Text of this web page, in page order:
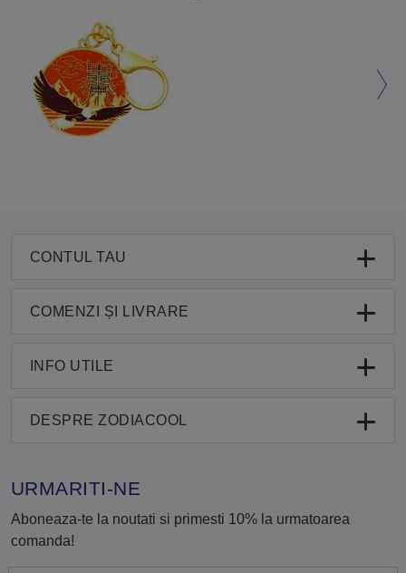
CONTUL TAU
COMENZI ȘI LIVRARE
INFO UTILE
DESPRE ZODIACOOL
URMARITI-NE
Aboneaza-te la noutati si primesti 10% la urmatoarea
comanda!